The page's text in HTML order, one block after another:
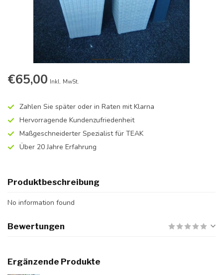
€65,00 Inkl. MwSt.
Zahlen Sie später oder in Raten mit Klarna
Hervorragende Kundenzufriedenheit
Maßgeschneiderter Spezialist für TEAK
Über 20 Jahre Erfahrung
Produktbeschreibung
No information found
Bewertungen
Ergänzende Produkte